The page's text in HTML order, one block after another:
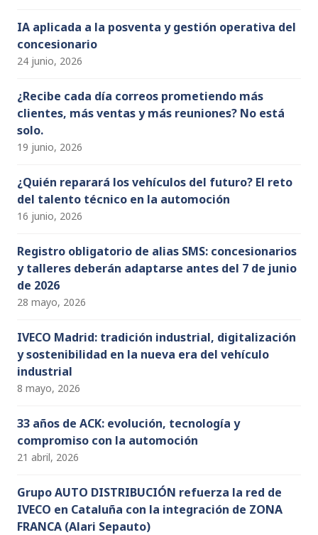
IA aplicada a la posventa y gestión operativa del
concesionario
24 junio, 2026
¿Recibe cada día correos prometiendo más
clientes, más ventas y más reuniones? No está
solo.
19 junio, 2026
¿Quién reparará los vehículos del futuro? El reto
del talento técnico en la automoción
16 junio, 2026
Registro obligatorio de alias SMS: concesionarios
y talleres deberán adaptarse antes del 7 de junio
de 2026
28 mayo, 2026
IVECO Madrid: tradición industrial, digitalización
y sostenibilidad en la nueva era del vehículo
industrial
8 mayo, 2026
33 años de ACK: evolución, tecnología y
compromiso con la automoción
21 abril, 2026
Grupo AUTO DISTRIBUCIÓN refuerza la red de
IVECO en Cataluña con la integración de ZONA
FRANCA (Alari Sepauto)